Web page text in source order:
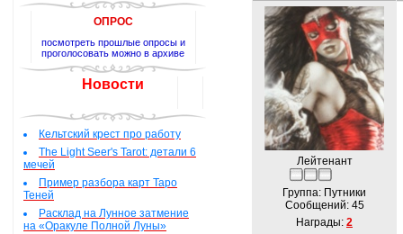
ОПРОС
посмотреть прошлые опросы и
проголосовать можно в архиве
Новости
Кельтский крест про работу
The Light Seer's Tarot: детали 6
мечей
Пример разбора карт Таро
Теней
Расклад на Лунное затмение
на «Оракуле Полной Луны»
Лейтенант
Группа: Путники
Сообщений: 45
Награды: 2